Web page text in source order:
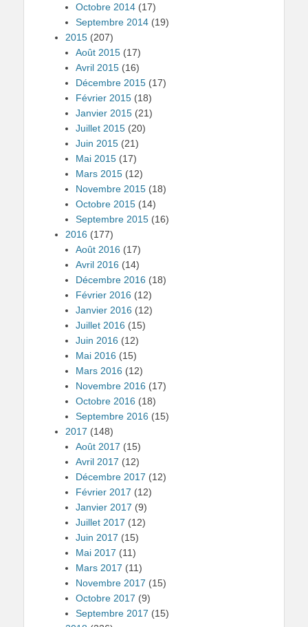
Octobre 2014 (17)
Septembre 2014 (19)
2015 (207)
Août 2015 (17)
Avril 2015 (16)
Décembre 2015 (17)
Février 2015 (18)
Janvier 2015 (21)
Juillet 2015 (20)
Juin 2015 (21)
Mai 2015 (17)
Mars 2015 (12)
Novembre 2015 (18)
Octobre 2015 (14)
Septembre 2015 (16)
2016 (177)
Août 2016 (17)
Avril 2016 (14)
Décembre 2016 (18)
Février 2016 (12)
Janvier 2016 (12)
Juillet 2016 (15)
Juin 2016 (12)
Mai 2016 (15)
Mars 2016 (12)
Novembre 2016 (17)
Octobre 2016 (18)
Septembre 2016 (15)
2017 (148)
Août 2017 (15)
Avril 2017 (12)
Décembre 2017 (12)
Février 2017 (12)
Janvier 2017 (9)
Juillet 2017 (12)
Juin 2017 (15)
Mai 2017 (11)
Mars 2017 (11)
Novembre 2017 (15)
Octobre 2017 (9)
Septembre 2017 (15)